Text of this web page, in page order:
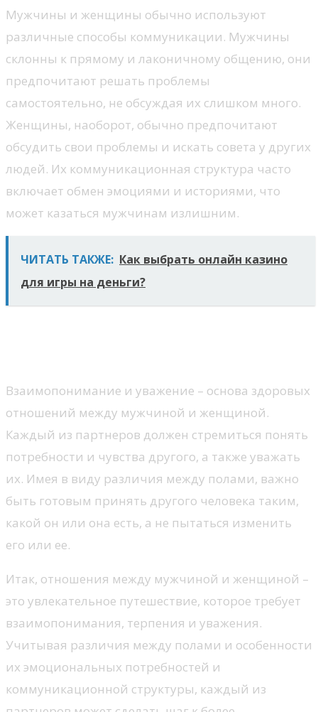
Мужчины и женщины обычно используют
различные способы коммуникации. Мужчины
склонны к прямому и лаконичному общению, они
предпочитают решать проблемы
самостоятельно, не обсуждая их слишком много.
Женщины, наоборот, обычно предпочитают
обсудить свои проблемы и искать совета у других
людей. Их коммуникационная структура часто
включает обмен эмоциями и историями, что
может казаться мужчинам излишним.
ЧИТАТЬ ТАКЖЕ: Как выбрать онлайн казино
для игры на деньги?
Взаимопонимание и уважение – основа здоровых
отношений между мужчиной и женщиной.
Каждый из партнеров должен стремиться понять
потребности и чувства другого, а также уважать
их. Имея в виду различия между полами, важно
быть готовым принять другого человека таким,
какой он или она есть, а не пытаться изменить
его или ее.
Итак, отношения между мужчиной и женщиной –
это увлекательное путешествие, которое требует
взаимопонимания, терпения и уважения.
Учитывая различия между полами и особенности
их эмоциональных потребностей и
коммуникационной структуры, каждый из